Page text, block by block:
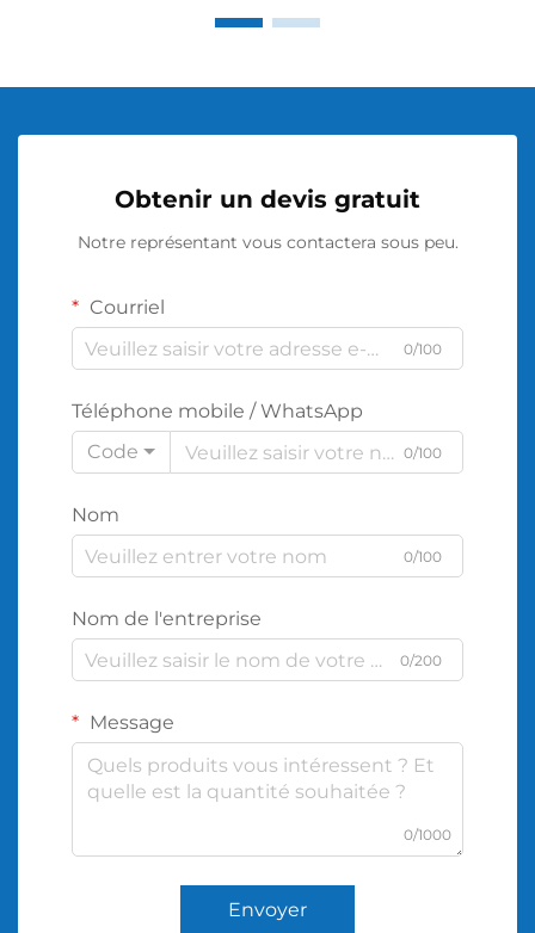
Obtenir un devis gratuit
Notre représentant vous contactera sous peu.
Courriel
0/100
Téléphone mobile / WhatsApp
Code
0/100
Nom
0/100
Nom de l'entreprise
0/200
Message
0/1000
Envoyer